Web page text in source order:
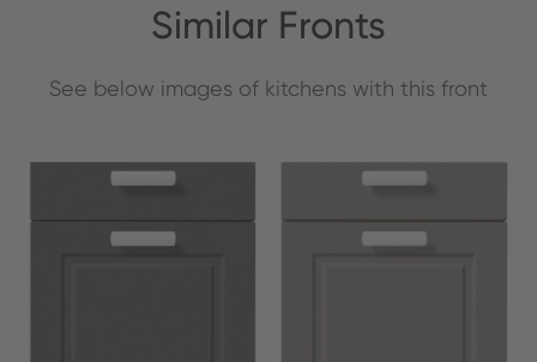
Similar Fronts
See below images of kitchens with this front